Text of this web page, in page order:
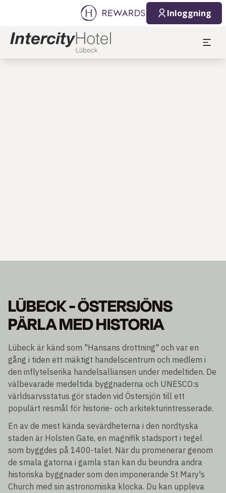
Inloggning
LÜBECK - ÖSTERSJÖNS
PÄRLA MED HISTORIA
Lübeck är känd som "Hansans drottning" och var en
gång i tiden ett mäktigt handelscentrum och medlem i
den inflytelserika handelsalliansen under medeltiden. De
välbevarade medeltida byggnaderna och UNESCO:s
världsarvsstatus gör staden vid Östersjön till ett
populärt resmål för historie- och arkitekturintresserade.
En av de mest kända sevärdheterna i den nordtyska
staden är Holsten Gate, en magnifik stadsport i tegel
som byggdes på 1400-talet. När du promenerar genom
de smala gatorna i gamla stan kan du beundra andra
historiska byggnader som den imponerande St Mary's
Church med sin astronomiska klocka. Du kan uppleva